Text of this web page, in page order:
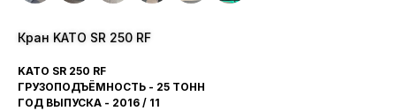
Кран KATO SR 250 RF
KATO SR 250 RF
ГРУЗОПОДЪЁМНОСТЬ - 25 ТОНН
ГОД ВЫПУСКА - 2016 / 11